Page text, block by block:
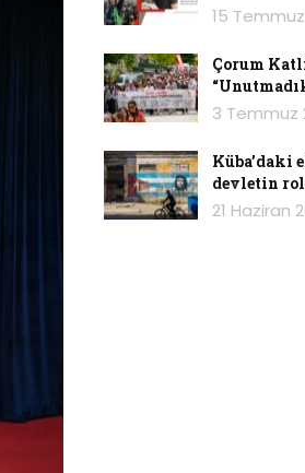
15
Çorum
3 Temmuz
devletin
21 Haziran